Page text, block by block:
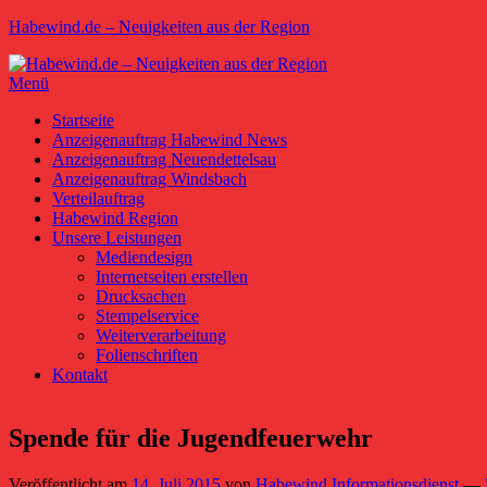
Zum
springen
Habewind.de – Neuigkeiten aus der Region
Menü
Primäres
Menü
Startseite
Anzeigenauftrag Habewind News
Anzeigenauftrag Neuendettelsau
Anzeigenauftrag Windsbach
Verteilauftrag
Habewind Region
Unsere Leistungen
Mediendesign
Internetseiten erstellen
Drucksachen
Stempelservice
Weiterverarbeitung
Folienschriften
Kontakt
Spende für die Jugendfeuerwehr